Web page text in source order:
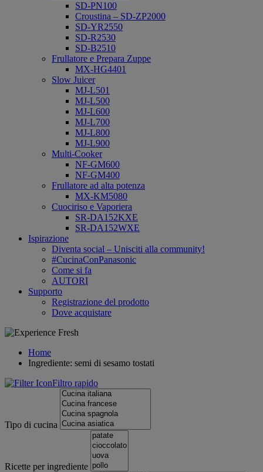
SD-PN100
Croustina – SD-ZP2000
SD-YR2550
SD-R2530
SD-B2510
Frullatore e Prepara Zuppe
MX-HG4401
Slow Juicer
MJ-L501
MJ-L500
MJ-L600
MJ-L700
MJ-L800
MJ-L900
Multi-Cooker
NF-GM600
NF-GM400
Frullatore ad alta potenza
MX-KM5080
Cuociriso e Vaporiera
SR-DA152KXE
SR-DA152WXE
Ispirazione
Diventa social – Unisciti alla community!
#CucinaConPanasonic
Come si fa
AUTORI
Supporto
Registrazione del prodotto
Dove acquistare
Home
Ingrediente: semi di sesamo tostati
Filtro rapido
Tipo di cucina
Ricette per ingrediente